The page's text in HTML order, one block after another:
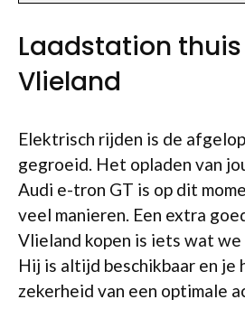
Laadstation
Vlieland
Elektrisch rijden is de
gegroeid. Het opladen van
Audi e-tron GT is op dit
veel manieren. Een extra
Vlieland kopen is iets wat we
Hij is altijd beschikbaar en je
zekerheid van een optimale